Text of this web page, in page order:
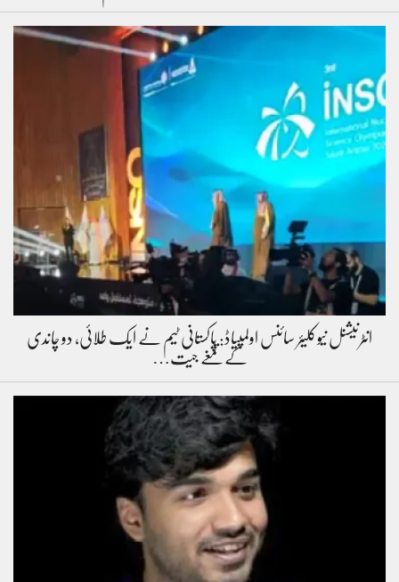
انٹرنیشنل نیوکلیئر سائنس اولمپیاڈ: پاکستانی ٹیم نے ایک طلائی، دو چاندی
کے تمغے جیت…